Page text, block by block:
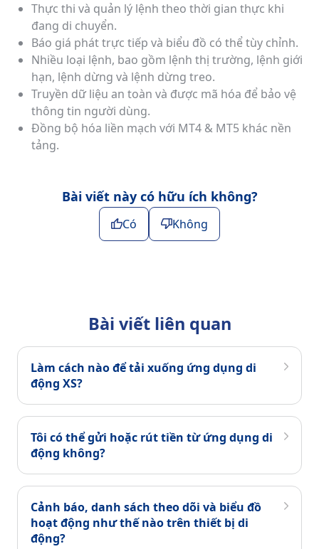
Thực thi và quản lý lệnh theo thời gian thực khi
đang di chuyển.
Báo giá phát trực tiếp và biểu đồ có thể tùy chỉnh.
Nhiều loại lệnh, bao gồm lệnh thị trường, lệnh giới
hạn, lệnh dừng và lệnh dừng treo.
Truyền dữ liệu an toàn và được mã hóa để bảo vệ
thông tin người dùng.
Đồng bộ hóa liền mạch với MT4 & MT5 khác nền
tảng.
Bài viết này có hữu ích không?
Có Không
Bài viết liên quan
Làm cách nào để tải xuống ứng dụng di
động XS?
Tôi có thể gửi hoặc rút tiền từ ứng dụng di
động không?
Cảnh báo, danh sách theo dõi và biểu đồ
hoạt động như thế nào trên thiết bị di
động?